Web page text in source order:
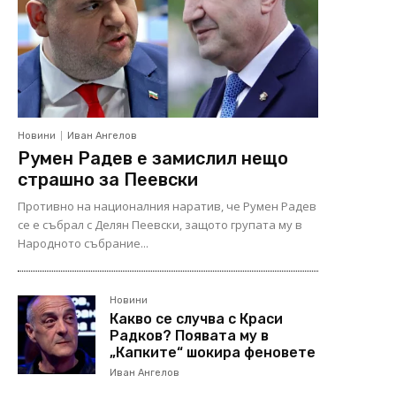
Новини Иван Ангелов
Румен Радев е замислил нещо
страшно за Пеевски
Противно на националния наратив, че Румен Радев
се е събрал с Делян Пеевски, защото групата му в
Народното събрание...
Новини
Какво се случва с Краси
Радков? Появата му в
„Капките“ шокира феновете
Иван Ангелов